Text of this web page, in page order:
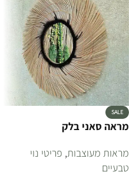
SALE
מראה סאני בלק
מראות מעוצבות, פריטי נוי
טבעיים